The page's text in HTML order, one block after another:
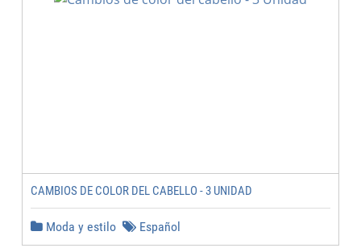
CAMBIOS DE COLOR DEL CABELLO - 3 UNIDAD
Moda y estilo Español